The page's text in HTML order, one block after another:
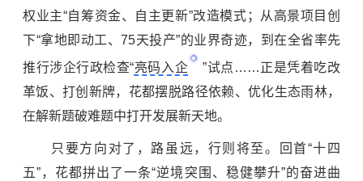
权业主“自筹资金、自主更新”改造模式；从高景项目创
下“拿地即动工、75天投产”的业界奇迹，到在全省率先
推行涉企行政检查“亮码入企
”试点……正是凭着吃改
革饭、打创新牌，花都摆脱路径依赖、优化生态雨林，
在解新题破难题中打开发展新天地。
只要方向对了，路虽远，行则将至。回首“十四
五”，花都拼出了一条“逆境突围、稳健攀升”的奋进曲